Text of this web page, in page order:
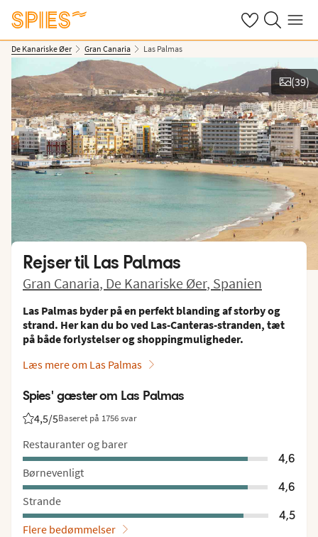
Se dine gemte
Søg påMenu
De Kanariske Øer Gran Canaria Las Palmas
Vis billeder
(39)
Rejser til Las Palmas
Gran Canaria, De Kanariske Øer, Spanien
Las Palmas byder på en perfekt blanding af storby og
strand. Her kan du bo ved Las-Canteras-stranden, tæt
på både forlystelser og shoppingmuligheder.
Læs mere om Las Palmas
Spies' gæster om Las Palmas
4,5/5Baseret på 1756 svar
Bedømmelse fra Spies gæster: 4.5/5
Restauranter og barer
4,6
Børnevenligt
4,6
Strande
4,5
Flere bedømmelser